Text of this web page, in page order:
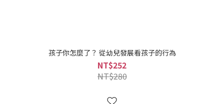
孩子你怎麼了？ 從幼兒發展看孩子的行為
NT$252
NT$280